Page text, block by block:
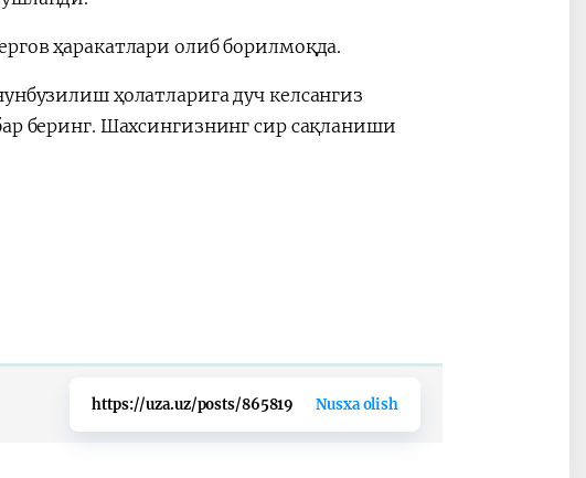
ҳаракатлари олиб борилмоқда.
ҳолатларига дуч келсангиз
беринг. Шахсингизнинг сир сақланиши
https://uza.uz/posts/865819 Nusxa olish